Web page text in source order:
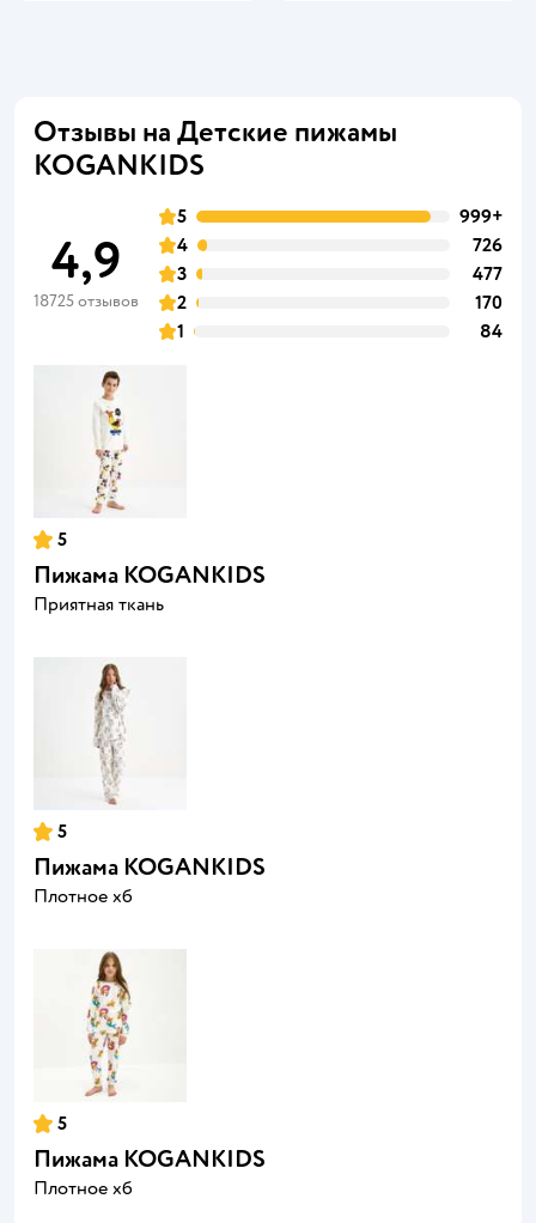
Отзывы на Детские пижамы
KOGANKIDS
4,9
18725 отзывов
5
999+
4
726
3
477
2
170
1
84
5
Пижама KOGANKIDS
Приятная ткань
5
Пижама KOGANKIDS
Плотное хб
5
Пижама KOGANKIDS
Плотное хб